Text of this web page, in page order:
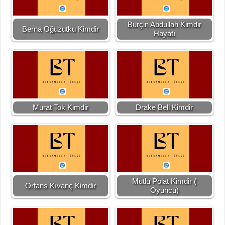
Berna Oğuzutku Kimdir
Burçin Abdullah Kimdir
Hayatı
Murat Tok Kimdir Drake Bell Kimdir
Ortans Kıvanç Kimdir
Mutlu Polat Kimdir (
Oyuncu)